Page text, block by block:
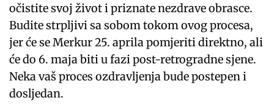
očistite svoj život i priznate nezdrave obrasce.
Budite strpljivi sa sobom tokom ovog procesa,
jer će se Merkur 25. aprila pomjeriti direktno, ali
će do 6. maja biti u fazi post-retrogradne sjene.
Neka vaš proces ozdravljenja bude postepen i
dosljedan.